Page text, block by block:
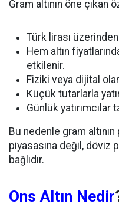
Gram altının öne çıkan
Türk lirası üzerinden
Hem altın
etkilenir.
Fiziki veya dijital
Küçük tutarlarla
Günlük yatırımcılar
Bu nedenle gram
piyasasına değil, döviz
bağlıdır.
Ons Altın Nedir